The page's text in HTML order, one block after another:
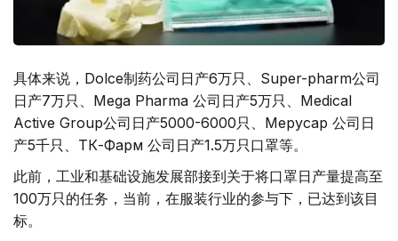
具体来说，Dolce制药公司日产6万只、Super-pharm公司
日产7万只、Mega Pharma 公司日产5万只、Medical
Active Group公司日产5000-6000只、Мерусар 公司日
产5千只、ТК-Фарм 公司日产1.5万只口罩等。
此前，工业和基础设施发展部接到关于将口罩日产量提高至
100万只的任务，当前，在服装行业的参与下，已达到该目
标。